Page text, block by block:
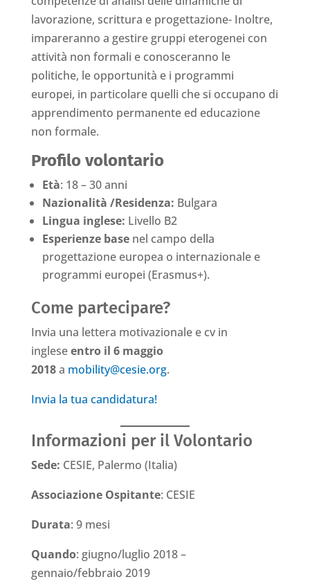
lavorazione, scrittura e progettazione- Inoltre,
impareranno a gestire gruppi eterogenei con
attività non formali e conosceranno le
politiche, le opportunità e i programmi
europei, in particolare quelli che si occupano di
apprendimento permanente ed educazione
non formale.
Profilo volontario
Età: 18 – 30 anni
Nazionalità /Residenza: Bulgara
Lingua inglese: Livello B2
Esperienze base nel campo della
progettazione europea o internazionale e
programmi europei (Erasmus+).
Come partecipare?
Invia una lettera motivazionale e cv in
ingleseentro il 6 maggio
2018a mobility@cesie.org.
Invia la tua candidatura!
Informazioni per il Volontario
Sede: CESIE, Palermo (Italia)
Associazione Ospitante: CESIE
Durata: 9 mesi
Quando: giugno/luglio 2018 –
gennaio/febbraio 2019